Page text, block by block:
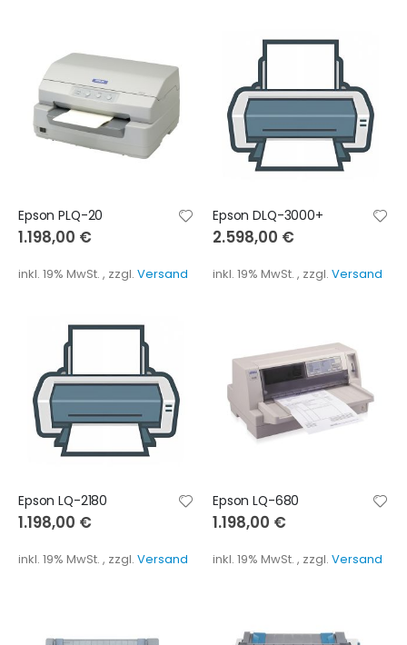
Epson PLQ-20
1.198,00 €
inkl. 19% MwSt. , zzgl. Versand
Epson DLQ-3000+
2.598,00 €
inkl. 19% MwSt. , zzgl. Versand
Epson LQ-2180
1.198,00 €
inkl. 19% MwSt. , zzgl. Versand
Epson LQ-680
1.198,00 €
inkl. 19% MwSt. , zzgl. Versand